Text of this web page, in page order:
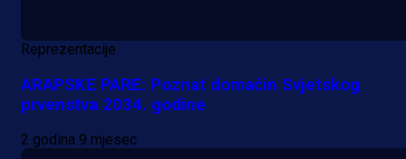
Reprezentacije
ARAPSKE PARE: Poznat domaćin Svjetskog
prvenstva 2034. godine
2 godina 9 mjesec